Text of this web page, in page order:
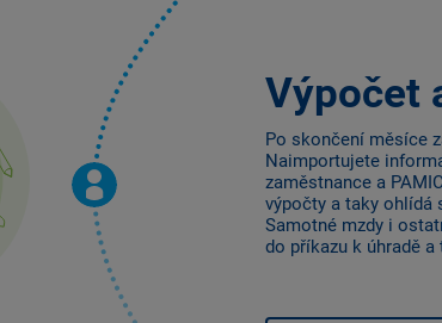
Výpočet
Po skončení měsíce
Naimportujete
zaměstnance a
výpočty a taky ohlídá
Samotné mzdy i
do příkazu k úhradě